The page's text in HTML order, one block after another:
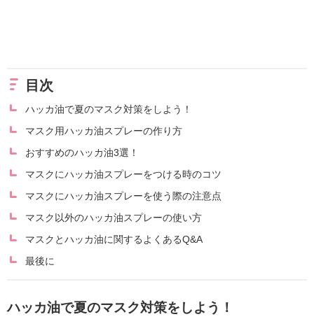
目次
ハッカ油で夏のマスク対策をしよう！
マスク用ハッカ油スプレーの作り方
おすすめのハッカ油3選！
マスクにハッカ油スプレーをつける時のコツ
マスクにハッカ油スプレーを使う際の注意点
マスク以外のハッカ油スプレーの使い方
マスクとハッカ油に関するよくあるQ&A
最後に
ハッカ油で夏のマスク対策をしよう！